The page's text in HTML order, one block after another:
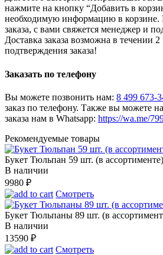
нажмите на кнопку “Добавить в
необходимую информацию в корзине.
заказа, с вами свяжется менеджер и
Доставка заказа возможна в течении 2
подтверждения заказа!
Заказать по телефону
Вы можете позвонить нам: 8 499 673-
заказ по телефону. Также вы можете
заказа нам в Whatsapp: https://wa.me/
Рекомендуемые товары
Букет Тюльпан 59 шт. (в ассортименте)
В наличии
9980 ₽
Смотреть
Букет Тюльпаны 89 шт. (в
В наличии
13590 ₽
Смотреть